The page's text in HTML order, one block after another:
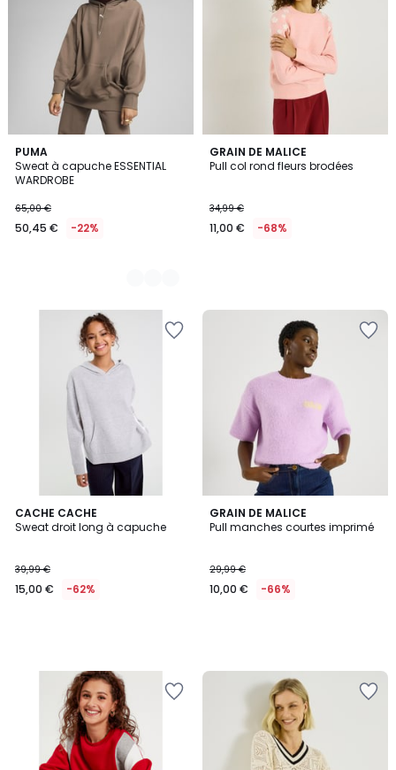
PUMA
Sweat à capuche ESSENTIAL
WARDROBE
65,00 €
50,45 € -22%
2
Couleurs
GRAIN DE MALICE
Pull col rond fleurs brodées
34,99 €
11,00 € -68%
CACHE CACHE
Sweat droit long à capuche
39,99 €
15,00 € -62%
GRAIN DE MALICE
Pull manches courtes imprimé
29,99 €
10,00 € -66%